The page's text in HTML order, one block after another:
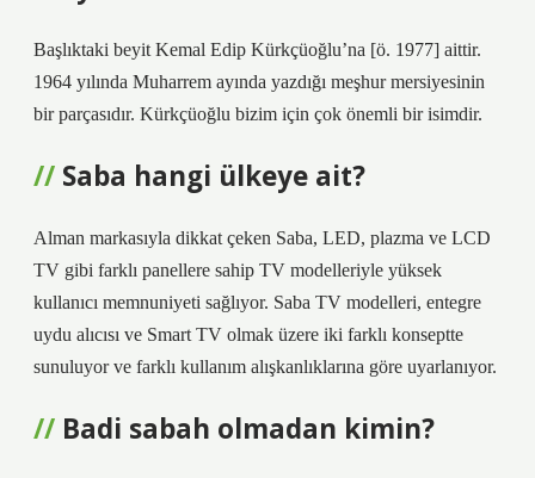
Başlıktaki beyit Kemal Edip Kürkçüoğlu’na [ö. 1977] aittir.
1964 yılında Muharrem ayında yazdığı meşhur mersiyesinin
bir parçasıdır. Kürkçüoğlu bizim için çok önemli bir isimdir.
Saba hangi ülkeye ait?
Alman markasıyla dikkat çeken Saba, LED, plazma ve LCD
TV gibi farklı panellere sahip TV modelleriyle yüksek
kullanıcı memnuniyeti sağlıyor. Saba TV modelleri, entegre
uydu alıcısı ve Smart TV olmak üzere iki farklı konseptte
sunuluyor ve farklı kullanım alışkanlıklarına göre uyarlanıyor.
Badi sabah olmadan kimin?